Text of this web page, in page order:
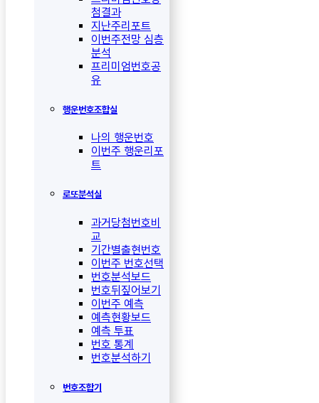
첨결과
지난주리포트
이번주전망 심층
분석
프리미엄번호공
유
행운번호조합실
나의 행운번호
이번주 행운리포
트
로또분석실
과거당첨번호비
교
기간별출현번호
이번주 번호선택
번호분석보드
번호뒤짚어보기
이번주 예측
예측현황보드
예측 투표
번호 통계
번호분석하기
번호조합기